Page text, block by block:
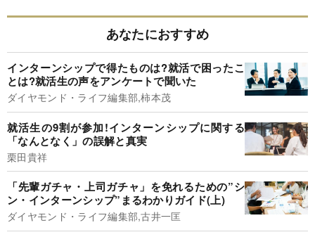
あなたにおすすめ
インターンシップで得たものは?就活で困ったこ
とは?就活生の声をアンケートで聞いた
ダイヤモンド・ライフ編集部,柿本茂
就活生の9割が参加!インターンシップに関する
「なんとなく」の誤解と真実
栗田貴祥
「先輩ガチャ・上司ガチャ」を免れるための”シ
ン・インターンシップ”まるわかりガイド(上)
ダイヤモンド・ライフ編集部,古井一匡